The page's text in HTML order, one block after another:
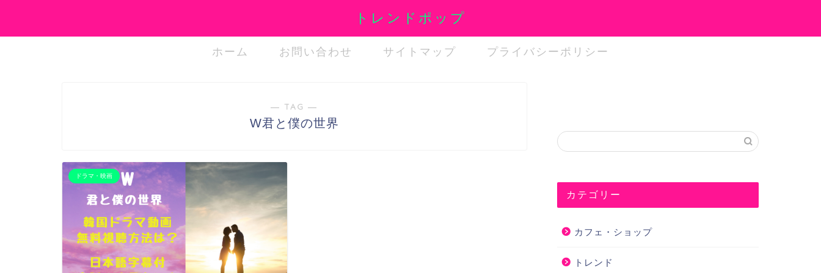
トレンドポップ
ホーム お問い合わせ サイトマップ プライバシーポリシー
― TAG ―
W君と僕の世界
ドラマ・映画
カテゴリー
カフェ・ショップ
トレンド